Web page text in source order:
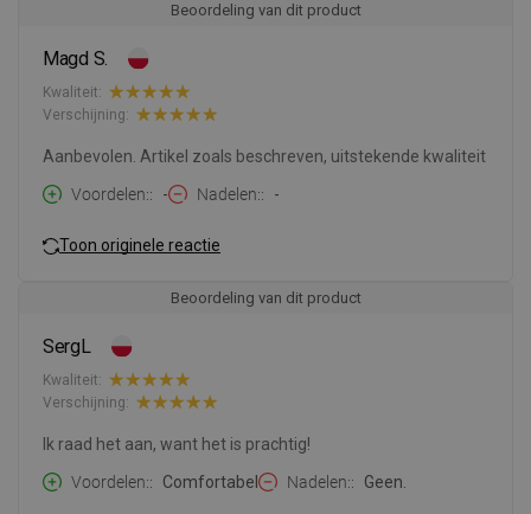
Beoordeling van dit product
Magd S.
Kwaliteit:
Verschijning:
Aanbevolen. Artikel zoals beschreven, uitstekende kwaliteit
Voordelen:
- Nadelen: -
Toon originele reactie
Beoordeling van dit product
SergL
Kwaliteit:
Verschijning:
Ik raad het aan, want het is prachtig!
Voordelen:
Comfortabel Nadelen: Geen.